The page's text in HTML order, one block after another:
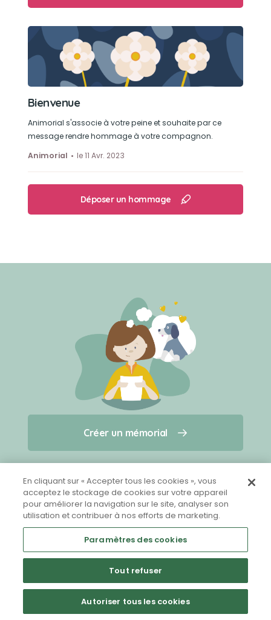
Créer un mémorial
Qui sommes-nous ?
Nous contacter
Partager sur Facebook
Bienvenue
Animorial s'associe à votre peine et souhaite par ce
message rendre hommage à votre compagnon.
Animorial
le 11 Avr. 2023
Déposer un hommage
Créer un mémorial
En cliquant sur « Accepter tous les cookies », vous
acceptez le stockage de cookies sur votre appareil
pour améliorer la navigation sur le site, analyser son
utilisation et contribuer à nos efforts de marketing.
Paramètres des cookies
Tout refuser
Autoriser tous les cookies